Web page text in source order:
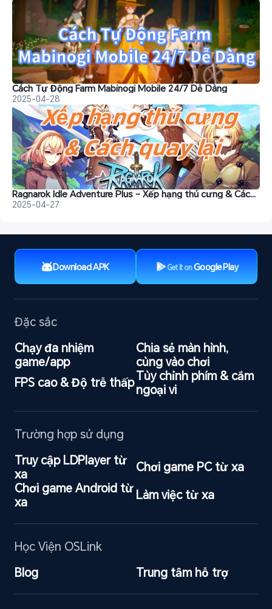
Cách Tự Động Farm Mabinogi Mobile 24/7 Dễ Dàng
2025-04-28
Ragnarok Idle Adventure Plus – Xếp hạng thú cưng & Cách quay lại
2025-04-27
Download APK Get It onGoogle Play
Đặc sắc
Chạy đa nhiệm
game/app
Chia sẻ màn hình,
cùng vào chơi
FPS cao & Độ trễ thấpTùy chỉnh phím & cắm
ngoại vi
Trường hợp sử dụng
Truy cập LDPlayer từ
xa
Chơi game PC từ xa
Chơi game Android từ
xa
Làm việc từ xa
Học Viện OSLink
Blog
Trung tâm hỗ trợ